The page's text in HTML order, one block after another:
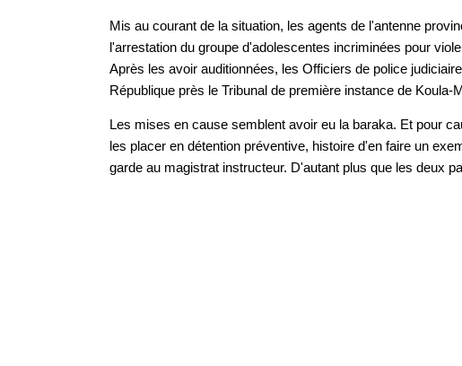
Mis au courant de la situation, les agents de l'antenne
l'arrestation du groupe d'adolescentes incriminées pour
Après les avoir auditionnées, les Officiers de police
République près le Tribunal de première instance de Koula-
Les mises en cause semblent avoir eu la baraka. Et pour
les placer en détention préventive, histoire d'en faire un
garde au magistrat instructeur. D'autant plus que les deux